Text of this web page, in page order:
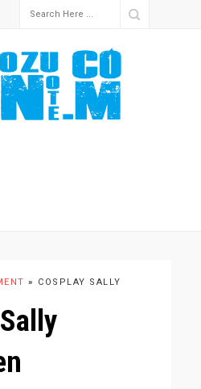
» COSPLAY SALLY